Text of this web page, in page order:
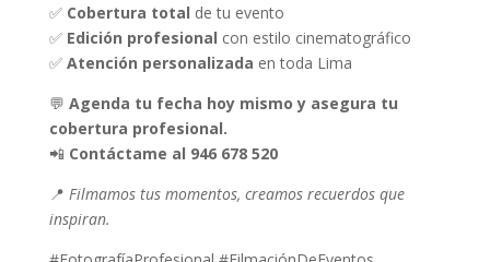
✅ Cobertura total de tu evento
✅ Edición profesional con estilo cinematográfico
✅ Atención personalizada en toda Lima
💬 Agenda tu fecha hoy mismo y asegura tu
cobertura profesional.
📲 Contáctame al 946 678 520
📍 Filmamos tus momentos, creamos recuerdos que
inspiran.